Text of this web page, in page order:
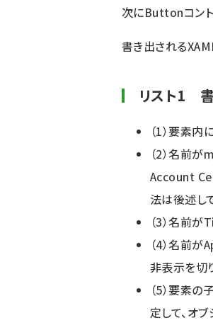
次にButtonコン
書き出される
リスト1
（1） 要素内
（2）名前が
Account
法は後述し
（3）名前
（4）名前
非表示を切
（5） 要素の
定して、オ